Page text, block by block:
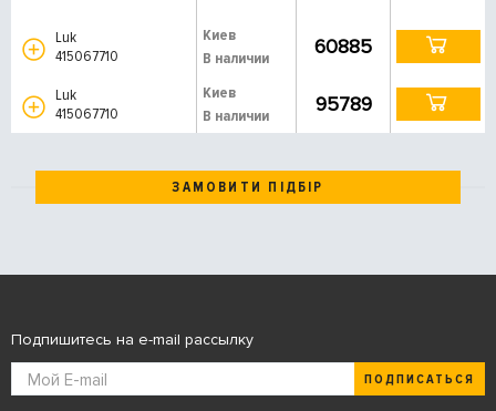
Luk
415067710
Киев
В наличии
60885
Luk
415067710
Киев
В наличии
95789
ЗАМОВИТИ ПІДБІР
Подпишитесь на e-mail рассылку
ПОДПИСАТЬСЯ